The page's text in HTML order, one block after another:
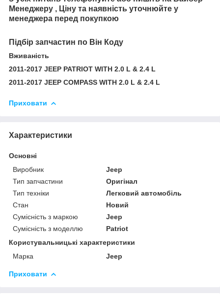
Менеджеру , Ціну та наявність уточнюйте у
менеджера перед покупкою
Підбір запчастин по Він Коду
Вживаність
2011-2017 JEEP PATRIOT WITH 2.0 L & 2.4 L
2011-2017 JEEP COMPASS WITH 2.0 L & 2.4 L
Приховати
Характеристики
Основні
Виробник
Jeep
Тип запчастини
Оригінал
Тип техніки
Легковий автомобіль
Стан
Новий
Сумісність з маркою
Jeep
Сумісність з моделлю
Patriot
Користувальницькі характеристики
Марка
Jeep
Приховати